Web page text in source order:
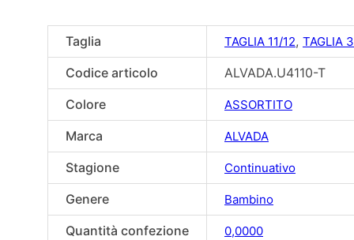
Taglia TAGLIA 11/12, TAGLIA 3
Codice articolo
ALVADA.U4110-T
Colore
ASSORTITO
Marca ALVADA
Stagione Continuativo
Genere Bambino
Quantità confezione 0,0000